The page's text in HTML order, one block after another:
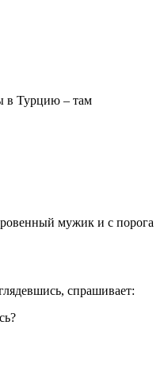
в Турцию – там
мужик и с порога
спрашивает: